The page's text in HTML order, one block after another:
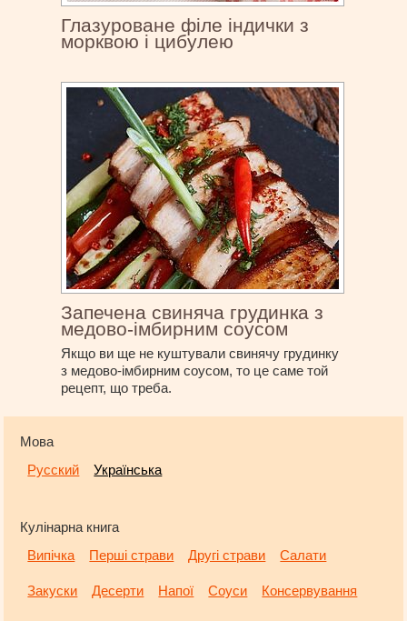
Глазуроване філе індички з
морквою і цибулею
Запечена свиняча грудинка з
медово-імбирним соусом
Якщо ви ще не куштували свинячу грудинку
з медово-імбирним соусом, то це саме той
рецепт, що треба.
Мова
Русский
Українська
Кулінарна книга
Випічка
Перші страви Другі страви Салати
Закуски Десерти Напої Соуси Консервування